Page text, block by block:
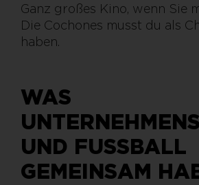
Ganz großes Kino, wenn Sie
Die Cochones musst du als
haben.
WAS
UND FUSSBALL G
EMEINSAM